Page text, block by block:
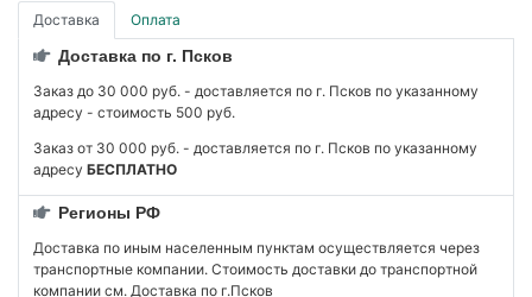
Доставка Оплата
Доставка по г. Псков
Заказ до 30 000 руб. - доставляется по г. Псков по указанному
адресу - стоимость 500 руб.
Заказ от 30 000 руб. - доставляется по г. Псков по указанному
адресу БЕСПЛАТНО
Регионы РФ
Доставка по иным населенным пунктам осуществляется через
транспортные компании. Стоимость доставки до транспортной
компании см. Доставка по г.Псков